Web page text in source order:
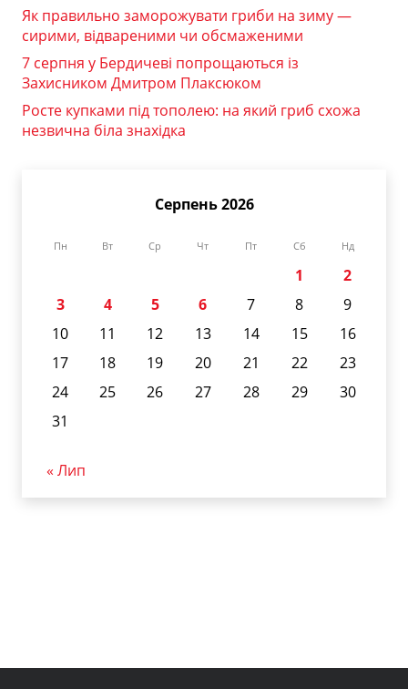
Як правильно заморожувати гриби на зиму —
сирими, відвареними чи обсмаженими
7 серпня у Бердичеві попрощаються із
Захисником Дмитром Плаксюком
Росте купками під тополею: на який гриб схожа
незвична біла знахідка
Серпень 2026
Пн Вт Ср Чт Пт Сб Нд
1
2
3
4 5 6 7 8
9
10
11 12 13 14 15
16
17
18 19 20 21 22
23
24
25 26 27 28 29
30
31
« Лип